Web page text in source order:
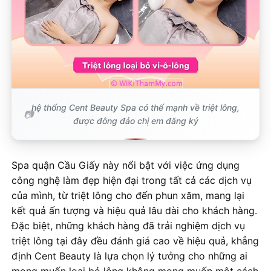
hệ thống Cent Beauty Spa có thế mạnh về triệt lông,
được đông đảo chị em đăng ký
Spa quận Cầu Giấy này nổi bật với việc ứng dụng
công nghệ làm đẹp hiện đại trong tất cả các dịch vụ
của mình, từ triệt lông cho đến phun xăm, mang lại
kết quả ấn tượng và hiệu quả lâu dài cho khách hàng.
Đặc biệt, những khách hàng đã trải nghiệm dịch vụ
triệt lông tại đây đều đánh giá cao về hiệu quả, khẳng
định Cent Beauty là lựa chọn lý tưởng cho những ai